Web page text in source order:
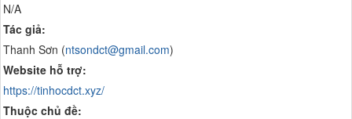
N/A
Tác giả:
Thanh Sơn (ntsondct@gmail.com)
Website hỗ trợ:
https://tinhocdct.xyz/
Thuộc chủ đề: